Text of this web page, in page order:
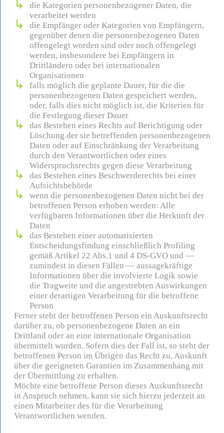
die Kategorien personenbezogener Daten, die
verarbeitet werden
die Empfänger oder Kategorien von Empfängern,
gegenüber denen die personenbezogenen Daten
offengelegt worden sind oder noch offengelegt
werden, insbesondere bei Empfängern in
Drittländern oder bei internationalen
Organisationen
falls möglich die geplante Dauer, für die die
personenbezogenen Daten gespeichert werden,
oder, falls dies nicht möglich ist, die Kriterien für
die Festlegung dieser Dauer
das Bestehen eines Rechts auf Berichtigung oder
Löschung der sie betreffenden personenbezogenen
Daten oder auf Einschränkung der Verarbeitung
durch den Verantwortlichen oder eines
Widerspruchsrechts gegen diese Verarbeitung
das Bestehen eines Beschwerderechts bei einer
Aufsichtsbehörde
wenn die personenbezogenen Daten nicht bei der
betroffenen Person erhoben werden: Alle
verfügbaren Informationen über die Herkunft der
Daten
das Bestehen einer automatisierten
Entscheidungsfindung einschließlich Profiling
gemäß Artikel 22 Abs.1 und 4 DS-GVO und —
zumindest in diesen Fällen — aussagekräftige
Informationen über die involvierte Logik sowie
die Tragweite und die angestrebten Auswirkungen
einer derartigen Verarbeitung für die betroffene
Person
Ferner steht der betroffenen Person ein Auskunftsrecht
darüber zu, ob personenbezogene Daten an ein
Drittland oder an eine internationale Organisation
übermittelt wurden. Sofern dies der Fall ist, so steht der
betroffenen Person im Übrigen das Recht zu, Auskunft
über die geeigneten Garantien im Zusammenhang mit
der Übermittlung zu erhalten.
Möchte eine betroffene Person dieses Auskunftsrecht
in Anspruch nehmen, kann sie sich hierzu jederzeit an
einen Mitarbeiter des für die Verarbeitung
Verantwortlichen wenden.